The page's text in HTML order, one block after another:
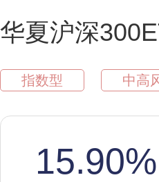
华夏沪深
指数型 中高
15.90%